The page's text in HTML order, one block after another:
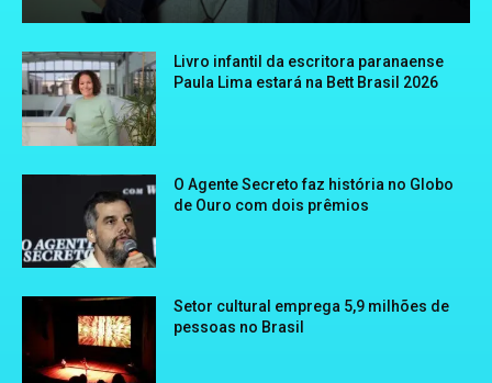
Livro infantil da escritora paranaense
Paula Lima estará na Bett Brasil 2026
O Agente Secreto faz história no Globo
de Ouro com dois prêmios
Setor cultural emprega 5,9 milhões de
pessoas no Brasil